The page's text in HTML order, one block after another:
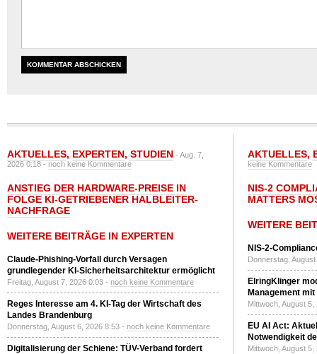
AKTUELLES, EXPERTEN, STUDIEN - Aug. 7,
2026 0:18 -noch keine Kommentare
ANSTIEG DER HARDWARE-PREISE IN
FOLGE KI-GETRIEBENER HALBLEITER-
NACHFRAGE
WEITERE BEITRÄGE IN EXPERTEN
Claude-Phishing-Vorfall durch Versagen
grundlegender KI-Sicherheitsarchitektur ermöglicht
Freitag, August 7, 2026 0:03 - noch keine Kommentare
Reges Interesse am 4. KI-Tag der Wirtschaft des
Landes Brandenburg
Donnerstag, August 6, 2026 8:53 - noch keine Kommentare
Digitalisierung der Schiene: TÜV-Verband fordert
AKTUELLES,
keine Kommentare
NIS-2
MATTERS
WEITERE
NIS-2-
Donnerstag,
ElringKlinger
Management
Mittwoch, August
EU AI Act:
Notwendigkeit
Mittwoch, August